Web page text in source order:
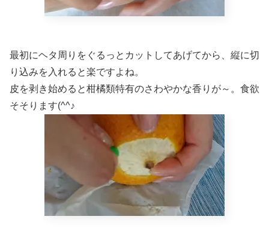
最初にヘタ周りをぐるっとカットしてあげてから、縦に切
り込みを入れると楽ですよね。
皮を剥き始めると柑橘類特有のさわやかな香りが～。食欲
そそります(^^♪